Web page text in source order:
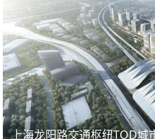
上海龙阳路交通枢纽TOD城